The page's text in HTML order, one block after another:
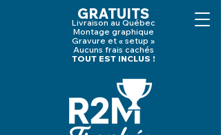
GRATUITS
Livraison au Québec
Montage graphique
Gravure et « setup »
Aucuns frais cachés
TOUT EST INCLUS !